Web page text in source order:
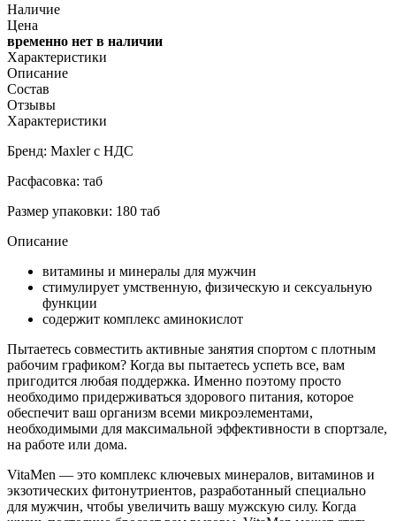
Наличие
Цена
временно нет в наличии
Характеристики
Описание
Состав
Отзывы
Характеристики
Бренд: Maxler с НДС
Расфасовка: таб
Размер упаковки: 180 таб
Описание
витамины и минералы для мужчин
стимулирует умственную, физическую и сексуальную
функции
содержит комплекс аминокислот
Пытаетесь совместить активные занятия спортом с плотным
рабочим графиком? Когда вы пытаетесь успеть все, вам
пригодится любая поддержка. Именно поэтому просто
необходимо придерживаться здорового питания, которое
обеспечит ваш организм всеми микроэлементами,
необходимыми для максимальной эффективности в спортзале,
на работе или дома.
VitaMen — это комплекс ключевых минералов, витаминов и
экзотических фитонутриентов, разработанный специально
для мужчин, чтобы увеличить вашу мужскую силу. Когда